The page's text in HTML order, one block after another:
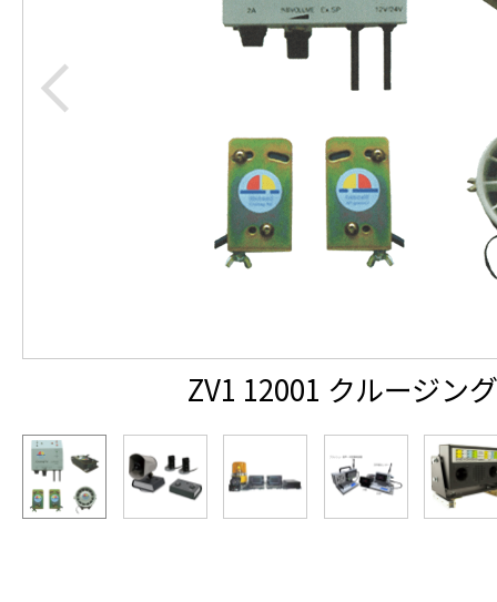
ZV1 12001 クルージン